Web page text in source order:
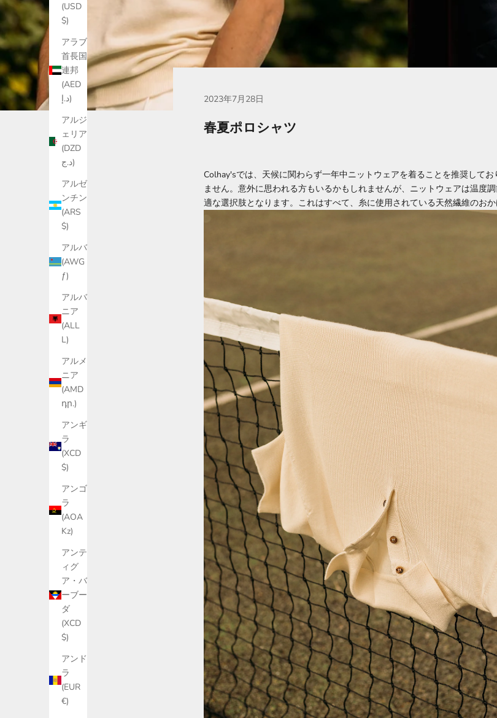
(USD
$)
アラブ
首長国
連邦
(AED
د.إ)
アルジ
ェリア
(DZD
د.ج)
アルゼ
ンチン
(ARS
$)
アルバ
(AWG
ƒ)
アルバ
ニア
(ALL
L)
アルメ
ニア
(AMD
դր.)
アンギ
ラ
(XCD
$)
アンゴ
ラ
(AOA
Kz)
アンテ
ィグ
ア・バ
ーブー
ダ
(XCD
$)
アンド
ラ
(EUR
€)
2023年7月28日
春夏ポロシャツ
Colhay'sでは、天候に関わらず一年中ニットウェアを着ることを推奨して
ません。意外に思われる方もいるかもしれませんが、ニットウェアは温度
適な選択肢となります。これはすべて、糸に使用されている天然繊維のおか